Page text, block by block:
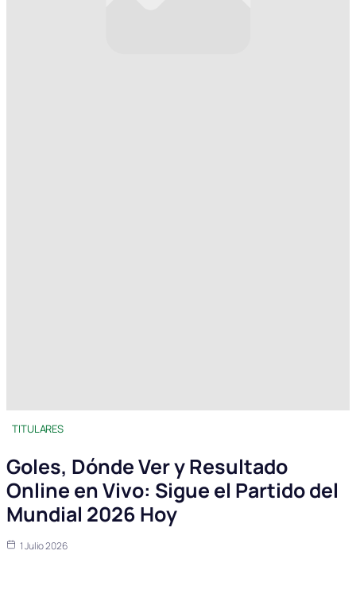
TITULARES
Goles, Dónde Ver y Resultado
Online en Vivo: Sigue el Partido del
Mundial 2026 Hoy
1 Julio 2026